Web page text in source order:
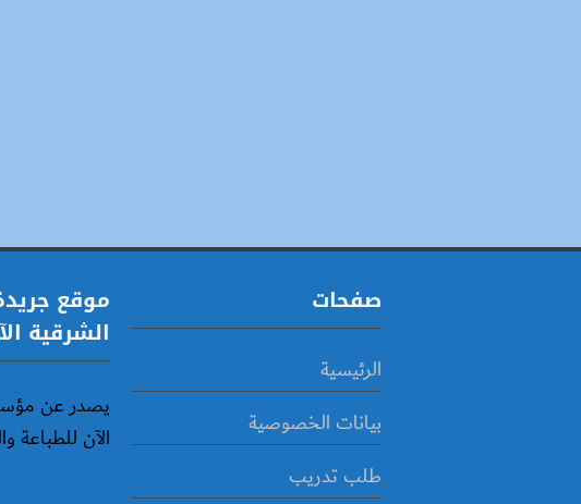
صفحات
الرئيسية
بيانات الخصوصية
طلب تدريب
موقع
الشرقية
يصدر عن
الآن للطباعة